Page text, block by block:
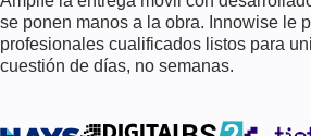
se ponen manos a la obra. Innowise le
profesionales cualificados listos para
cuestión de días, no semanas.